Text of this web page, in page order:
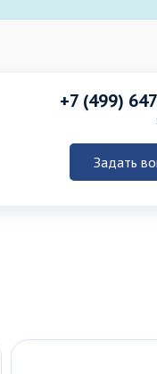
+7 (499)
Задать